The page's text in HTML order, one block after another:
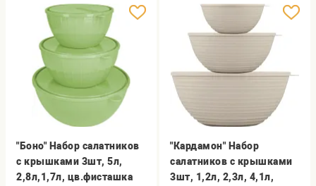
"Боно" Набор салатников
с крышками 3шт, 5л,
2,8л,1,7л, цв.фисташка
"Кардамон" Набор
салатников с крышками
3шт, 1,2л, 2,3л, 4,1л,